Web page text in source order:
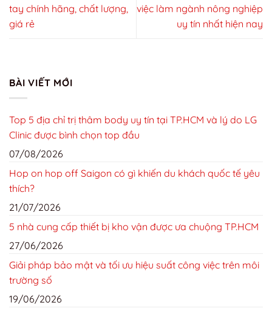
tay chính hãng, chất lượng,
giá rẻ
việc làm ngành nông nghiệp
uy tín nhất hiện nay
BÀI VIẾT MỚI
Top 5 địa chỉ trị thâm body uy tín tại TP.HCM và lý do LG
Clinic được bình chọn top đầu
07/08/2026
Hop on hop off Saigon có gì khiến du khách quốc tế yêu
thích?
21/07/2026
5 nhà cung cấp thiết bị kho vận được ưa chuộng TP.HCM
27/06/2026
Giải pháp bảo mật và tối ưu hiệu suất công việc trên môi
trường số
19/06/2026